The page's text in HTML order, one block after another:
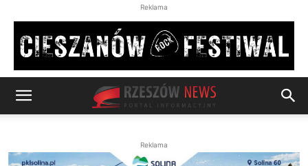
Reklama
Reklama